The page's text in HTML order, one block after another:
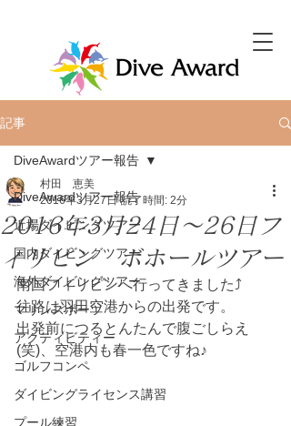
記事
DiveAwardツアー報告
近場ダイビングツアー
国内ダイビングツアー
海外ダイビングツアー
マリンスポーツ
アクティビティー
ゴルフコンペ
ダイビングライセンス講習
プール練習
DiveAwardツアー報告
2016年3月24日～26日フ
ィリピン ボホールツアー
村田 恵美
2016年3月27日 読了時間: 2分
南国フィリピンへ行ってきました⤴
往路は羽田空港からの出発です。
出発前につるとんたんで腹ごしらえ
(笑)、空港内も春一色ですね♪